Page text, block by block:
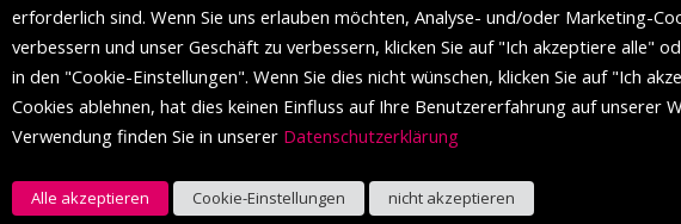
© 2016 Einkaufszentrum von Split. Alle Rechte vorbehalten.
erforderlich sind. Wenn Sie uns erlauben möchten, Analyse- und/oder Marketing-
verbessern und unser Geschäft zu verbessern, klicken Sie auf "Ich akzeptiere alle"
in den "Cookie-Einstellungen". Wenn Sie dies nicht wünschen, klicken Sie auf "Ich
Cookies ablehnen, hat dies keinen Einfluss auf Ihre Benutzererfahrung auf unserer
Verwendung finden Sie in unserer Datenschutzerklärung
Alle akzeptieren Cookie-Einstellungen nicht akzeptieren